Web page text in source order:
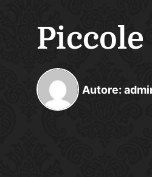
Autore: